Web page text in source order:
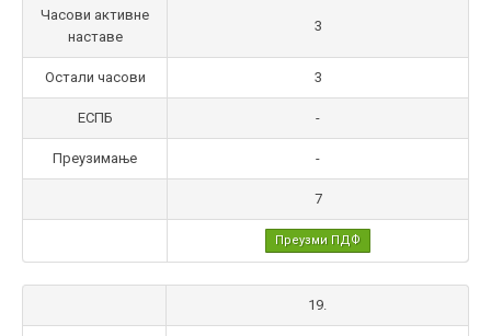
Часови активне
наставе
3
Остали часови 3
ЕСПБ -
Преузимање -
7
Преузми ПДФ
19.